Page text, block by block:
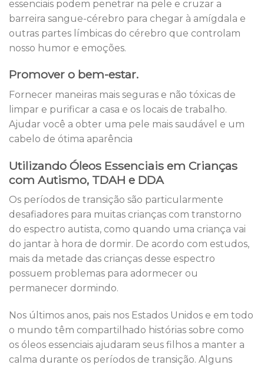
essenciais podem penetrar na pele e cruzar a
barreira sangue-cérebro para chegar à amígdala e
outras partes límbicas do cérebro que controlam
nosso humor e emoções.
Promover o bem-estar.
Fornecer maneiras mais seguras e não tóxicas de
limpar e purificar a casa e os locais de trabalho.
Ajudar você a obter uma pele mais saudável e um
cabelo de ótima aparência
Utilizando Óleos Essenciais em Crianças
com Autismo, TDAH e DDA
Os períodos de transição são particularmente
desafiadores para muitas crianças com transtorno
do espectro autista, como quando uma criança vai
do jantar à hora de dormir. De acordo com estudos,
mais da metade das crianças desse espectro
possuem problemas para adormecer ou
permanecer dormindo.
Nos últimos anos, pais nos Estados Unidos e em todo
o mundo têm compartilhado histórias sobre como
os óleos essenciais ajudaram seus filhos a manter a
calma durante os períodos de transição. Alguns